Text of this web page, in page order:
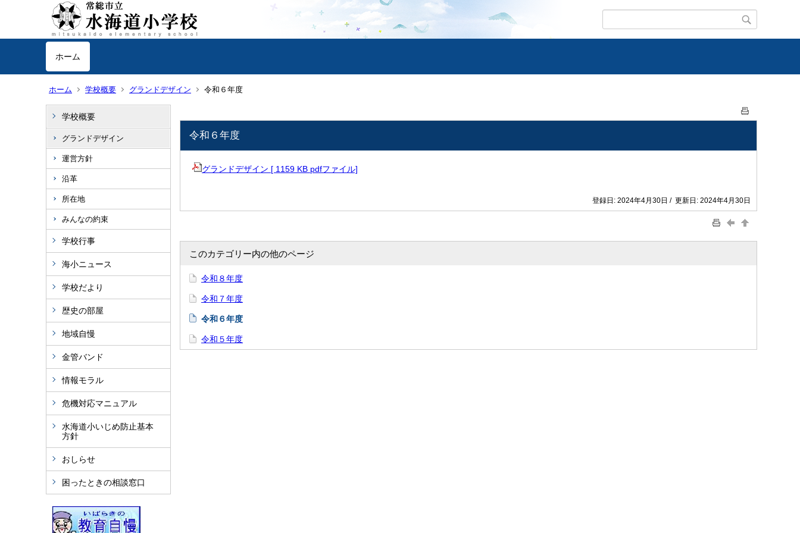
ホーム
ホーム 学校概要 グランドデザイン 令和６年度
学校概要
グランドデザイン
運営方針
沿革
所在地
みんなの約束
学校行事
海小ニュース
学校だより
歴史の部屋
地域自慢
金管バンド
情報モラル
危機対応マニュアル
水海道小いじめ防止基本
方針
おしらせ
困ったときの相談窓口
令和６年度
グランドデザイン [ 1159 KB pdfファイル]
登録日: 2024年4月30日 / 更新日: 2024年4月30日
このカテゴリー内の他のページ
令和８年度
令和７年度
令和６年度
令和５年度